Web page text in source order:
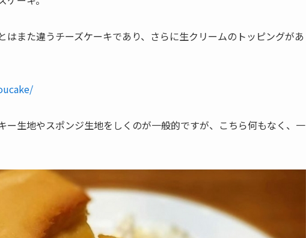
はまた違うチーズケーキであり、さらに生クリームのトッピングがあ
ー生地やスポンジ生地をしくのが一般的ですが、こちら何もなく、一